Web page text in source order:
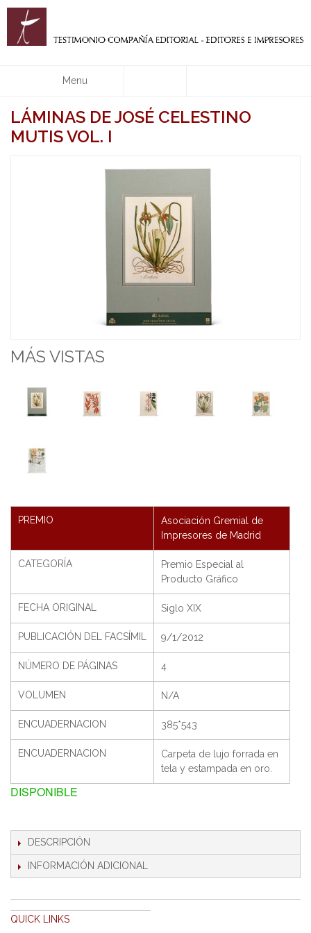
Menu
LÁMINAS DE JOSÉ CELESTINO
MUTIS VOL. I
MÁS VISTAS
PREMIO
Asociación Gremial de
Impresores de Madrid
CATEGORÍA
Premio Especial al
Producto Gráfico
FECHA ORIGINAL Siglo XIX
PUBLICACIÓN DEL FACSÍMIL 9/1/2012
NÚMERO DE PÁGINAS 4
VOLUMEN N/A
ENCUADERNACION 385*543
ENCUADERNACION
Carpeta de lujo forrada en
tela y estampada en oro.
DISPONIBLE
DESCRIPCIÓN
INFORMACIÓN ADICIONAL
QUICK LINKS